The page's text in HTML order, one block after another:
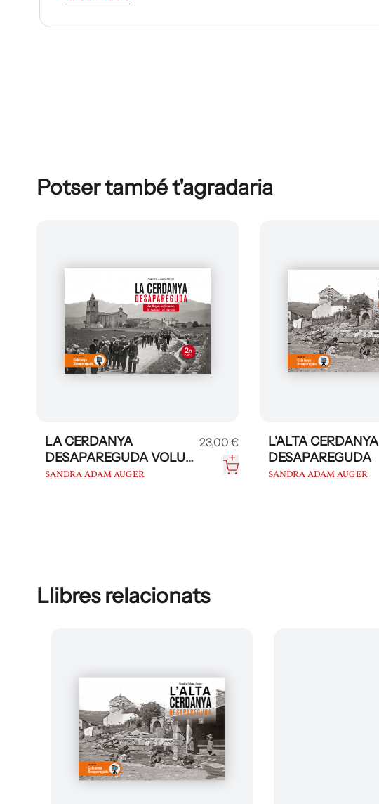
Potser també t'agradaria
LA CERDANYA
DESAPAREGUDA VOLUM
2
SANDRA ADAM AUGER
23,00 €
L'ALTA CERDANYA
DESAPAREGUDA
SANDRA ADAM AUGER
Llibres relacionats